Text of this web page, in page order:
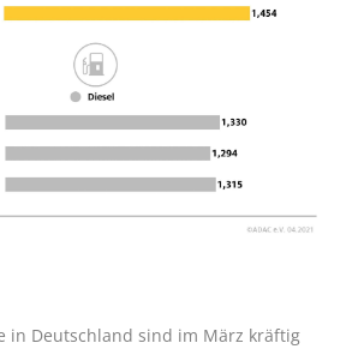
in Deutschland sind im März kräftig